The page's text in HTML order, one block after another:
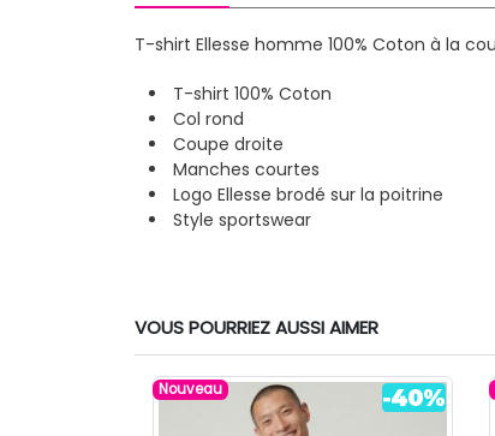
T-shirt Ellesse homme 100% Coton à la
T-shirt 100% Coton
Col rond
Coupe droite
Manches courtes
Logo Ellesse brodé sur la poitrine
Style sportswear
VOUS POURRIEZ AUSSI AIMER
Nouveau